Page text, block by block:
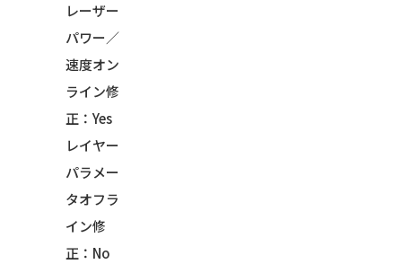
レーザー
パワー／
速度オン
ライン修
正：Yes
レイヤー
パラメー
タオフラ
イン修
正：No